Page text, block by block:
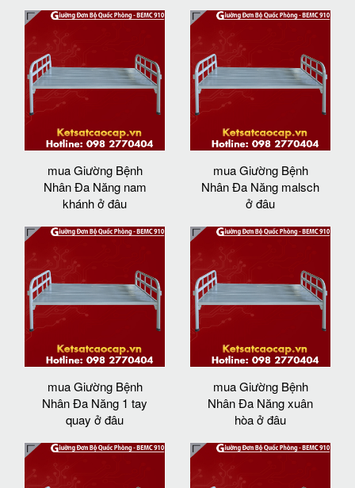
mua Giường Bệnh
Nhân Đa Năng nam
khánh ở đâu
mua Giường Bệnh
Nhân Đa Năng malsch
ở đâu
mua Giường Bệnh
Nhân Đa Năng 1 tay
quay ở đâu
mua Giường Bệnh
Nhân Đa Năng xuân
hòa ở đâu